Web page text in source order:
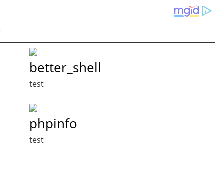
better_shell
test
phpinfo
test